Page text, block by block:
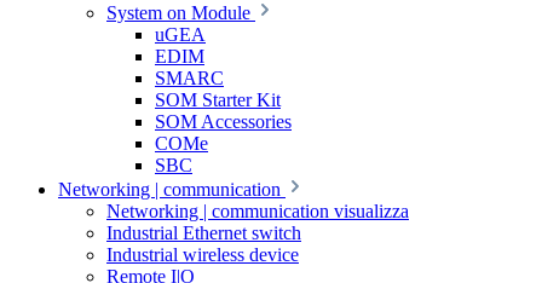
System on Module
uGEA
EDIM
SMARC
SOM Starter Kit
SOM Accessories
COMe
SBC
Networking | communication
Networking | communication visualizza
Industrial Ethernet switch
Industrial wireless device
Remote I|O